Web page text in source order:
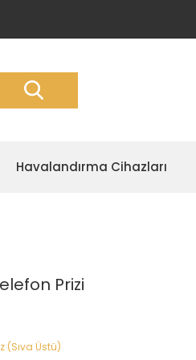
Havalandırma Cihazları
Prizi
(Sıva Üstü)